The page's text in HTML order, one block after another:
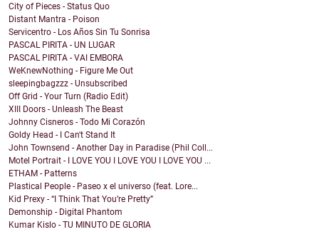
City of Pieces - Status Quo
Distant Mantra - Poison
Servicentro - Los Años Sin Tu Sonrisa
PASCAL PIRITA - UN LUGAR
PASCAL PIRITA - VAI EMBORA
WeKnewNothing - Figure Me Out
sleepingbagzzz - Unsubscribed
Off Grid - Your Turn (Radio Edit)
XIII Doors - Unleash The Beast
Johnny Cisneros - Todo Mi Corazón
Goldy Head - I Can't Stand It
John Townsend - Another Day in Paradise (Phil Coll...
Motel Portrait - I LOVE YOU I LOVE YOU I LOVE YOU ...
ETHAM - Patterns
Plastical People - Paseo x el universo (feat. Lore...
Kid Prexy - “I Think That You’re Pretty”
Demonship - Digital Phantom
Kumar Kislo - TU MINUTO DE GLORIA